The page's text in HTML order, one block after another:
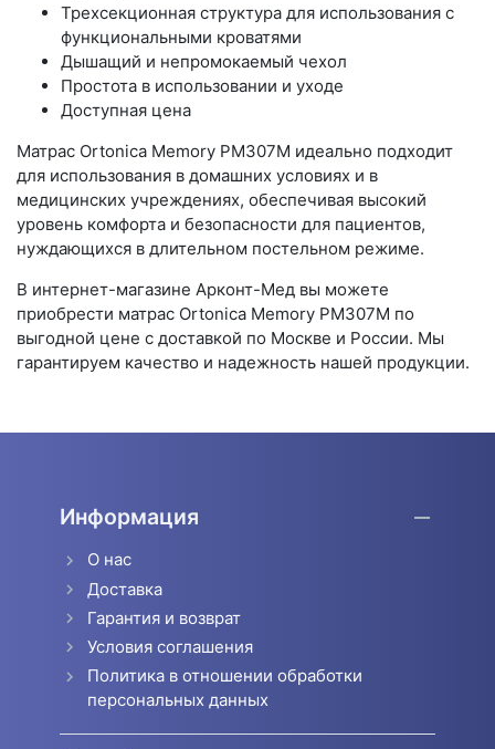
Трехсекционная структура для использования с
функциональными кроватями
Дышащий и непромокаемый чехол
Простота в использовании и уходе
Доступная цена
Матрас Ortonica Memory PM307M идеально подходит
для использования в домашних условиях и в
медицинских учреждениях, обеспечивая высокий
уровень комфорта и безопасности для пациентов,
нуждающихся в длительном постельном режиме.
В интернет-магазине Арконт-Мед вы можете
приобрести матрас Ortonica Memory PM307M по
выгодной цене с доставкой по Москве и России. Мы
гарантируем качество и надежность нашей продукции.
Информация
О нас
Доставка
Гарантия и возврат
Условия соглашения
Политика в отношении обработки
персональных данных